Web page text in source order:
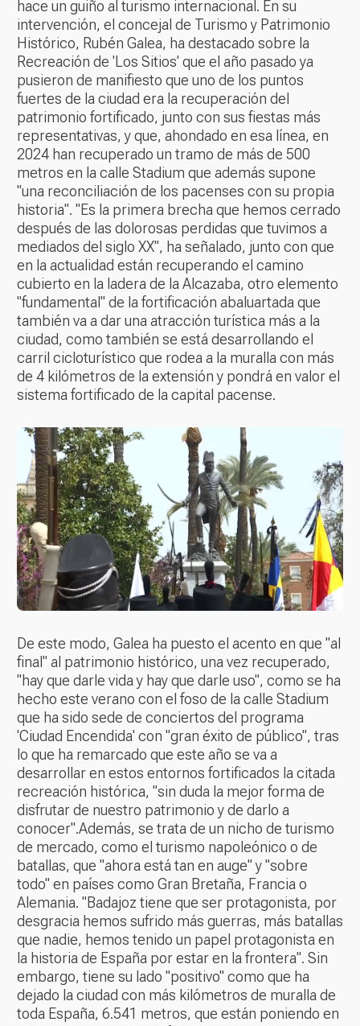
hace un guiño al turismo internacional. En su
intervención, el concejal de Turismo y Patrimonio
Histórico, Rubén Galea, ha destacado sobre la
Recreación de 'Los Sitios' que el año pasado ya
pusieron de manifiesto que uno de los puntos
fuertes de la ciudad era la recuperación del
patrimonio fortificado, junto con sus fiestas más
representativas, y que, ahondado en esa línea, en
2024 han recuperado un tramo de más de 500
metros en la calle Stadium que además supone
"una reconciliación de los pacenses con su propia
historia". "Es la primera brecha que hemos cerrado
después de las dolorosas perdidas que tuvimos a
mediados del siglo XX", ha señalado, junto con que
en la actualidad están recuperando el camino
cubierto en la ladera de la Alcazaba, otro elemento
"fundamental" de la fortificación abaluartada que
también va a dar una atracción turística más a la
ciudad, como también se está desarrollando el
carril cicloturístico que rodea a la muralla con más
de 4 kilómetros de la extensión y pondrá en valor el
sistema fortificado de la capital pacense.
De este modo, Galea ha puesto el acento en que "al
final" al patrimonio histórico, una vez recuperado,
"hay que darle vida y hay que darle uso", como se ha
hecho este verano con el foso de la calle Stadium
que ha sido sede de conciertos del programa
'Ciudad Encendida' con "gran éxito de público", tras
lo que ha remarcado que este año se va a
desarrollar en estos entornos fortificados la citada
recreación histórica, "sin duda la mejor forma de
disfrutar de nuestro patrimonio y de darlo a
conocer".Además, se trata de un nicho de turismo
de mercado, como el turismo napoleónico o de
batallas, que "ahora está tan en auge" y "sobre
todo" en países como Gran Bretaña, Francia o
Alemania. "Badajoz tiene que ser protagonista, por
desgracia hemos sufrido más guerras, más batallas
que nadie, hemos tenido un papel protagonista en
la historia de España por estar en la frontera". Sin
embargo, tiene su lado "positivo" como que ha
dejado la ciudad con más kilómetros de muralla de
toda España, 6.541 metros, que están poniendo en